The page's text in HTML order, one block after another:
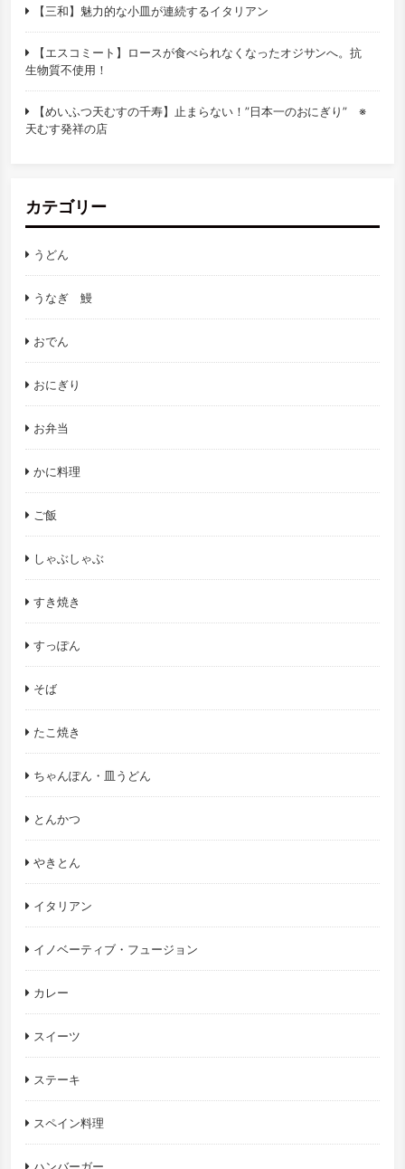
【三和】魅力的な小皿が連続するイタリアン
【エスコミート】ロースが食べられなくなったオジサンへ。抗
生物質不使用！
【めいふつ天むすの千寿】止まらない！”日本一のおにぎり” ※
天むす発祥の店
カテゴリー
うどん
うなぎ 鰻
おでん
おにぎり
お弁当
かに料理
ご飯
しゃぶしゃぶ
すき焼き
すっぽん
そば
たこ焼き
ちゃんぽん・皿うどん
とんかつ
やきとん
イタリアン
イノベーティブ・フュージョン
カレー
スイーツ
ステーキ
スペイン料理